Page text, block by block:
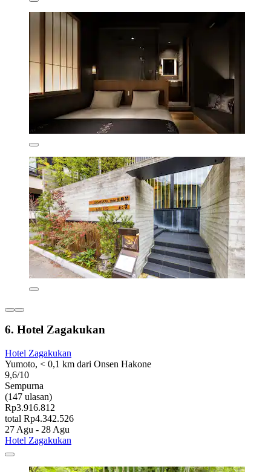
6. Hotel Zagakukan
Hotel Zagakukan
Yumoto, < 0,1 km dari Onsen Hakone
9,6/10
Sempurna
(147 ulasan)
Rp3.916.812
total Rp4.342.526
27 Agu - 28 Agu
Hotel Zagakukan